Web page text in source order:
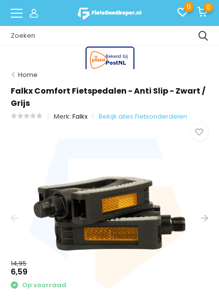
0 0
Home
Falkx Comfort Fietspedalen - Anti Slip - Zwart /
Grijs
Merk:Falkx Bekijk alles Fietsonderdelen
14,95
6,59
Op voorraad